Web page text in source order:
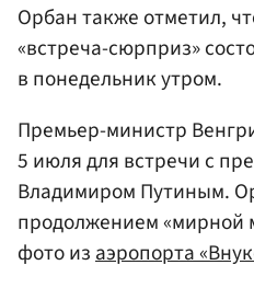
Орбан также отметил,
«встреча-сюрприз»
в понедельник утром.
Премьер-министр
5 июля для встречи с
Владимиром Путиным.
продолжением «мирной
фото изаэропорта